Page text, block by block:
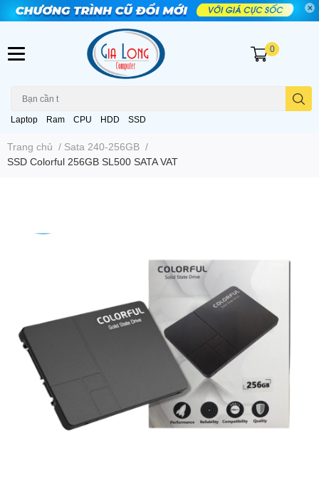
Laptop Ram CPU HDD SSD
0
Trang chủ / Sata 240-256GB /
SSD Colorful 256GB SL500 SATA VAT